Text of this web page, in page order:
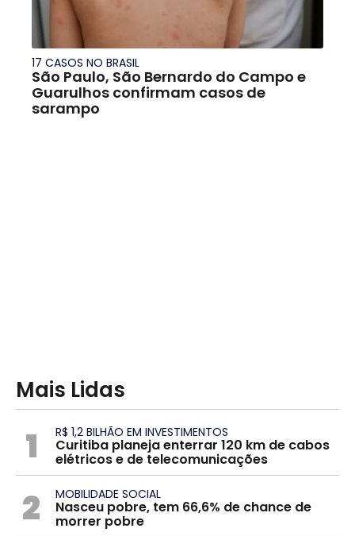
17 CASOS NO BRASIL
São Paulo, São Bernardo do Campo e
Guarulhos confirmam casos de
sarampo
Mais Lidas
1 R$ 1,2 BILHÃO EM INVESTIMENTOS
Curitiba planeja enterrar 120 km de cabos
elétricos e de telecomunicações
2 MOBILIDADE SOCIAL
Nasceu pobre, tem 66,6% de chance de
morrer pobre